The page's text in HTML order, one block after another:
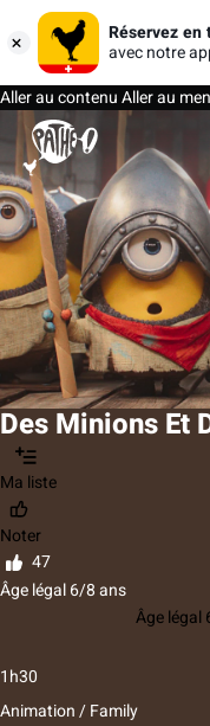
Réservez
avec notre
Aller au contenuAller au
Des Minions Et
Ma liste
Noter
47
Âge légal 6/8 ans
Âge légal
1h30
Animation / Family